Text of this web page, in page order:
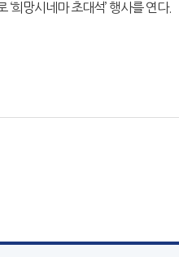
희망시네마 초대석’ 행사를 연다.